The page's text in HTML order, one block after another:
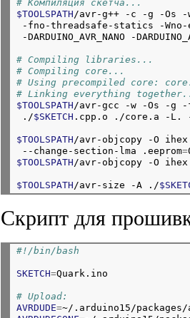
# Компиляция скетча...
$TOOLSPATH /avr-g++ -c -g -Os -
-fno-threadsafe-statics -
-DARDUINO_AVR_NANO -
# Compiling libraries...
# Compiling core...
# Using precompiled core:
# Linking everything
$TOOLSPATH /avr-gcc -w -Os -g
./$SKETCH .cpp.o ./core.a -L.
$TOOLSPATH /avr-objcopy -O
--change-section-lma .eeprom=
$TOOLSPATH /avr-objcopy -O
$TOOLSPATH /avr-size -A ./
Скрипт для
#!/bin/bash
SKETCH=Quark.ino
# Upload:
AVRDUDE=~/.arduino15/